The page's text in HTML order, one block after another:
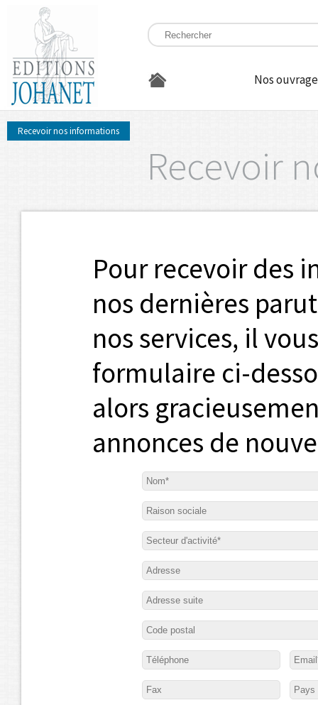
Nos
Recevoir nos informations
Recevoir
Pour recevoir des
nos dernières
nos services, il
formulaire ci-
alors
annonces de